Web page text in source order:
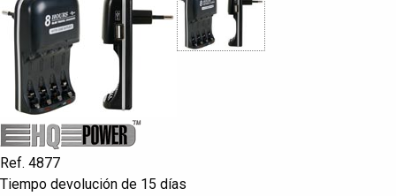
Ref. 4877
Tiempo devolución de 15 días